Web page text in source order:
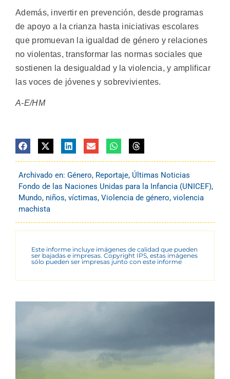
Además, invertir en prevención, desde programas
de apoyo a la crianza hasta iniciativas escolares
que promuevan la igualdad de género y relaciones
no violentas, transformar las normas sociales que
sostienen la desigualdad y la violencia, y amplificar
las voces de jóvenes y sobrevivientes.
A-E/HM
Archivado en: Género, Reportaje, Últimas Noticias
Fondo de las Naciones Unidas para la Infancia (UNICEF),
Mundo, niños, víctimas, Violencia de género, violencia
machista
Este informe incluye imágenes de calidad que pueden
ser bajadas e impresas. Copyright IPS, estas imágenes
sólo pueden ser impresas junto con este informe